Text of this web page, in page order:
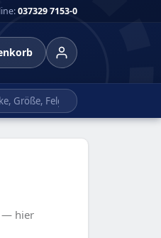
037329 7153-0
— hier